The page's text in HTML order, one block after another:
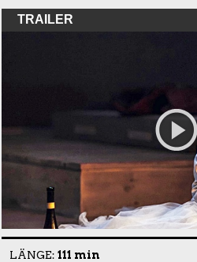
TRAILER
LÄNGE: 111 min